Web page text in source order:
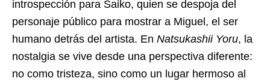
introspección para Saiko, quien se despoja del
personaje público para mostrar a Miguel, el ser
humano detrás del artista. En Natsukashii Yoru, la
nostalgia se vive desde una perspectiva diferente:
no como tristeza, sino como un lugar hermoso al